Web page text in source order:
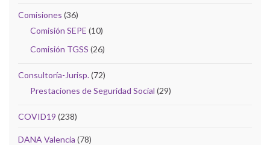
Comisiones (36)
Comisión SEPE (10)
Comisión TGSS (26)
Consultoría-Jurisp.(72)
Prestaciones de Seguridad Social (29)
COVID19 (238)
DANA Valencia (78)